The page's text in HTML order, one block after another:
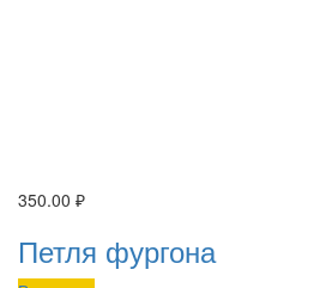
350.00 ₽
Петля фургона